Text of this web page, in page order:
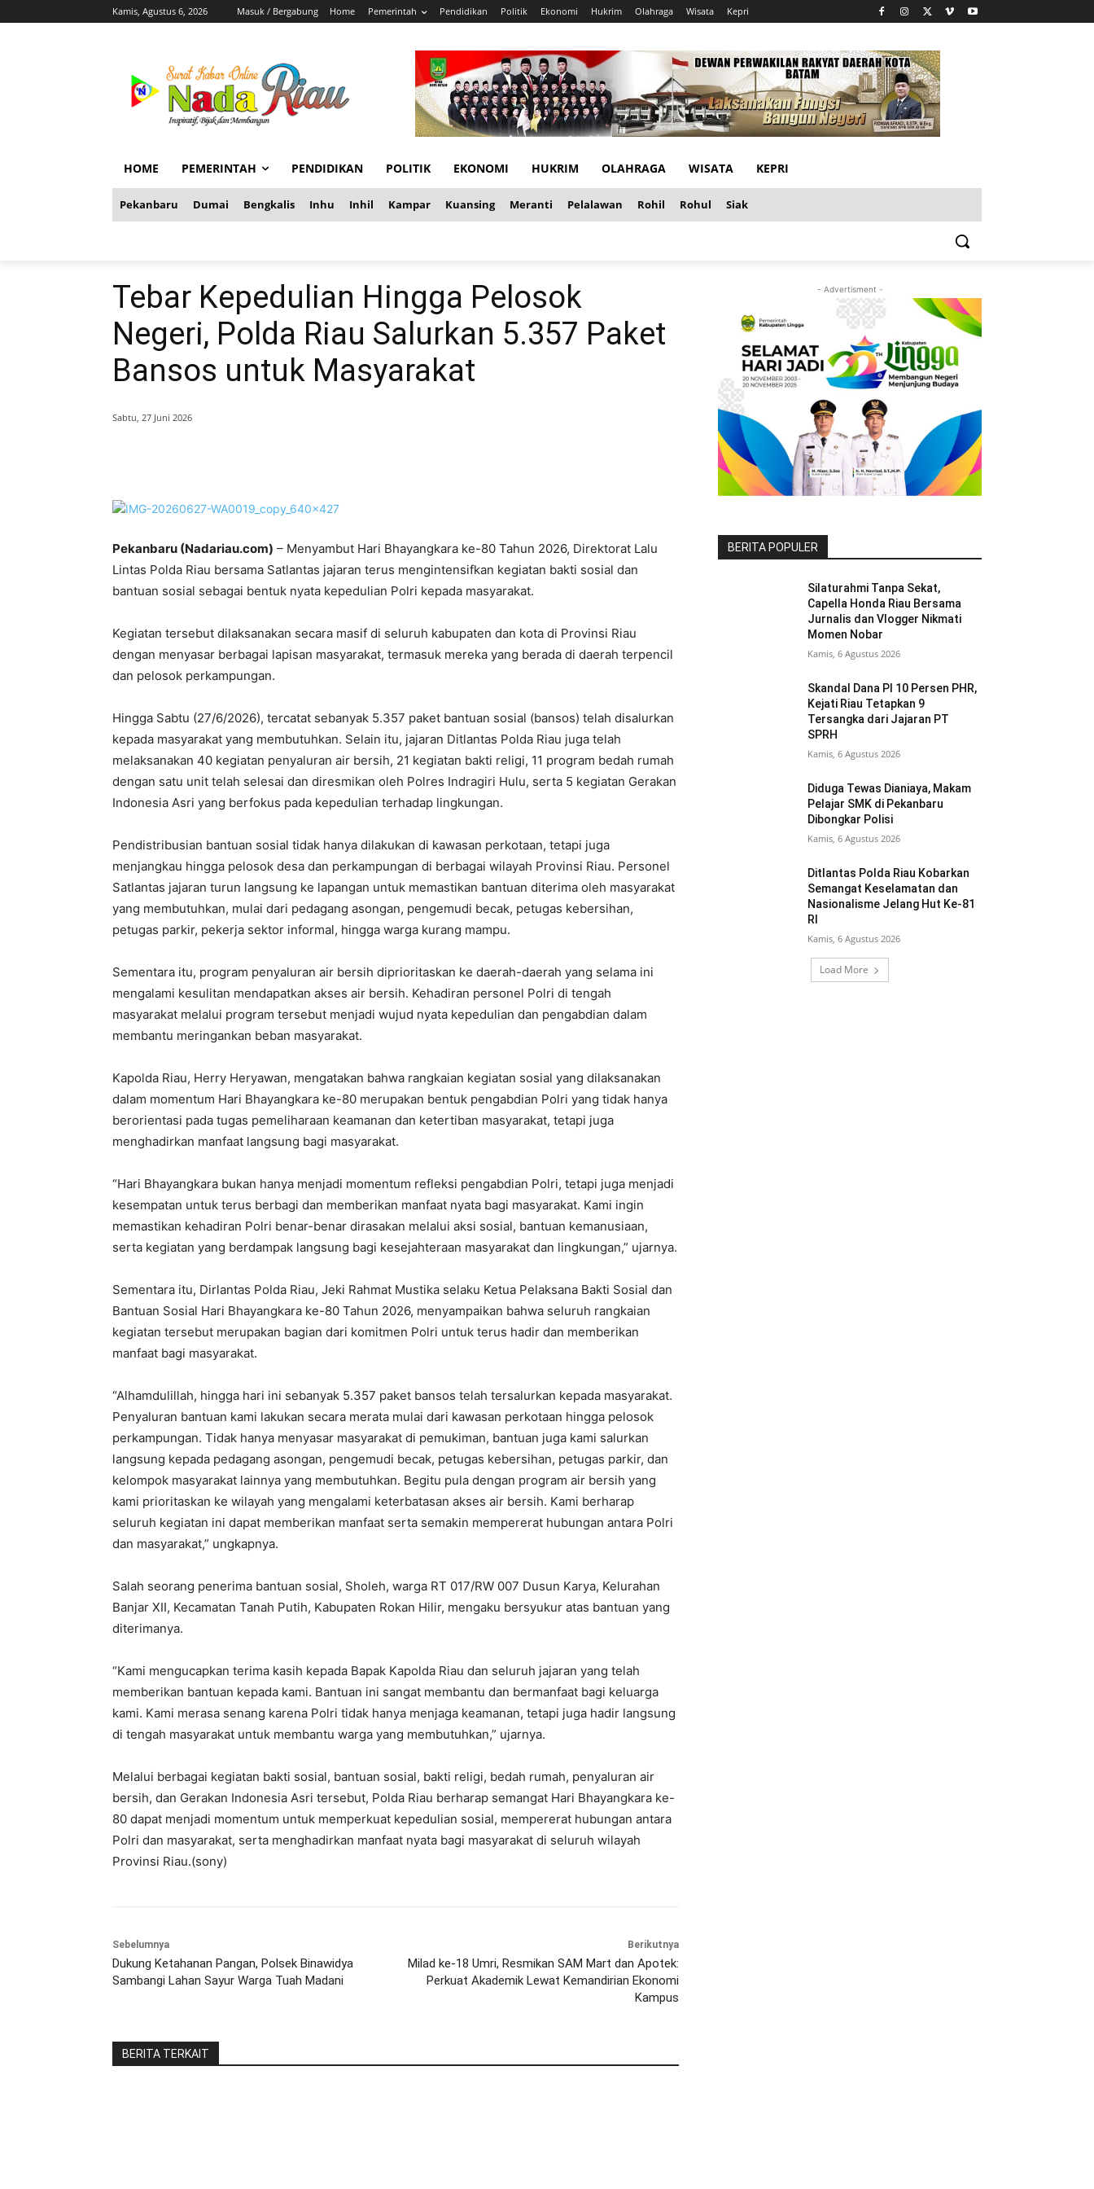
Kamis, Agustus 6, 2026 Masuk / Bergabung Home Pemerintah Pendidikan Politik Ekonomi Hukrim Olahraga Wisata Kepri
HOME PEMERINTAH PENDIDIKAN POLITIK EKONOMI HUKRIM OLAHRAGA WISATA KEPRI
Pekanbaru Dumai Bengkalis Inhu Inhil Kampar Kuansing Meranti Pelalawan Rohil Rohul Siak
Tebar Kepedulian Hingga Pelosok
Negeri, Polda Riau Salurkan 5.357 Paket
Bansos untuk Masyarakat
Sabtu, 27 Juni 2026
Pekanbaru (Nadariau.com) – Menyambut Hari Bhayangkara ke-80 Tahun 2026, Direktorat Lalu
Lintas Polda Riau bersama Satlantas jajaran terus mengintensifkan kegiatan bakti sosial dan
bantuan sosial sebagai bentuk nyata kepedulian Polri kepada masyarakat.
Kegiatan tersebut dilaksanakan secara masif di seluruh kabupaten dan kota di Provinsi Riau
dengan menyasar berbagai lapisan masyarakat, termasuk mereka yang berada di daerah terpencil
dan pelosok perkampungan.
Hingga Sabtu (27/6/2026), tercatat sebanyak 5.357 paket bantuan sosial (bansos) telah disalurkan
kepada masyarakat yang membutuhkan. Selain itu, jajaran Ditlantas Polda Riau juga telah
melaksanakan 40 kegiatan penyaluran air bersih, 21 kegiatan bakti religi, 11 program bedah rumah
dengan satu unit telah selesai dan diresmikan oleh Polres Indragiri Hulu, serta 5 kegiatan Gerakan
Indonesia Asri yang berfokus pada kepedulian terhadap lingkungan.
Pendistribusian bantuan sosial tidak hanya dilakukan di kawasan perkotaan, tetapi juga
menjangkau hingga pelosok desa dan perkampungan di berbagai wilayah Provinsi Riau. Personel
Satlantas jajaran turun langsung ke lapangan untuk memastikan bantuan diterima oleh masyarakat
yang membutuhkan, mulai dari pedagang asongan, pengemudi becak, petugas kebersihan,
petugas parkir, pekerja sektor informal, hingga warga kurang mampu.
Sementara itu, program penyaluran air bersih diprioritaskan ke daerah-daerah yang selama ini
mengalami kesulitan mendapatkan akses air bersih. Kehadiran personel Polri di tengah
masyarakat melalui program tersebut menjadi wujud nyata kepedulian dan pengabdian dalam
membantu meringankan beban masyarakat.
Kapolda Riau, Herry Heryawan, mengatakan bahwa rangkaian kegiatan sosial yang dilaksanakan
dalam momentum Hari Bhayangkara ke-80 merupakan bentuk pengabdian Polri yang tidak hanya
berorientasi pada tugas pemeliharaan keamanan dan ketertiban masyarakat, tetapi juga
menghadirkan manfaat langsung bagi masyarakat.
“Hari Bhayangkara bukan hanya menjadi momentum refleksi pengabdian Polri, tetapi juga menjadi
kesempatan untuk terus berbagi dan memberikan manfaat nyata bagi masyarakat. Kami ingin
memastikan kehadiran Polri benar-benar dirasakan melalui aksi sosial, bantuan kemanusiaan,
serta kegiatan yang berdampak langsung bagi kesejahteraan masyarakat dan lingkungan,” ujarnya.
Sementara itu, Dirlantas Polda Riau, Jeki Rahmat Mustika selaku Ketua Pelaksana Bakti Sosial dan
Bantuan Sosial Hari Bhayangkara ke-80 Tahun 2026, menyampaikan bahwa seluruh rangkaian
kegiatan tersebut merupakan bagian dari komitmen Polri untuk terus hadir dan memberikan
manfaat bagi masyarakat.
“Alhamdulillah, hingga hari ini sebanyak 5.357 paket bansos telah tersalurkan kepada masyarakat.
Penyaluran bantuan kami lakukan secara merata mulai dari kawasan perkotaan hingga pelosok
perkampungan. Tidak hanya menyasar masyarakat di pemukiman, bantuan juga kami salurkan
langsung kepada pedagang asongan, pengemudi becak, petugas kebersihan, petugas parkir, dan
kelompok masyarakat lainnya yang membutuhkan. Begitu pula dengan program air bersih yang
kami prioritaskan ke wilayah yang mengalami keterbatasan akses air bersih. Kami berharap
seluruh kegiatan ini dapat memberikan manfaat serta semakin mempererat hubungan antara Polri
dan masyarakat,” ungkapnya.
Salah seorang penerima bantuan sosial, Sholeh, warga RT 017/RW 007 Dusun Karya, Kelurahan
Banjar XII, Kecamatan Tanah Putih, Kabupaten Rokan Hilir, mengaku bersyukur atas bantuan yang
diterimanya.
“Kami mengucapkan terima kasih kepada Bapak Kapolda Riau dan seluruh jajaran yang telah
memberikan bantuan kepada kami. Bantuan ini sangat membantu dan bermanfaat bagi keluarga
kami. Kami merasa senang karena Polri tidak hanya menjaga keamanan, tetapi juga hadir langsung
di tengah masyarakat untuk membantu warga yang membutuhkan,” ujarnya.
Melalui berbagai kegiatan bakti sosial, bantuan sosial, bakti religi, bedah rumah, penyaluran air
bersih, dan Gerakan Indonesia Asri tersebut, Polda Riau berharap semangat Hari Bhayangkara ke-
80 dapat menjadi momentum untuk memperkuat kepedulian sosial, mempererat hubungan antara
Polri dan masyarakat, serta menghadirkan manfaat nyata bagi masyarakat di seluruh wilayah
Provinsi Riau.(sony)
Sebelumnya
Dukung Ketahanan Pangan, Polsek Binawidya
Sambangi Lahan Sayur Warga Tuah Madani
Berikutnya
Milad ke-18 Umri, Resmikan SAM Mart dan Apotek:
Perkuat Akademik Lewat Kemandirian Ekonomi
Kampus
BERITA TERKAIT
- Advertisment -
BERITA POPULER
Silaturahmi Tanpa Sekat,
Capella Honda Riau Bersama
Jurnalis dan Vlogger Nikmati
Momen Nobar
Kamis, 6 Agustus 2026
Skandal Dana PI 10 Persen PHR,
Kejati Riau Tetapkan 9
Tersangka dari Jajaran PT
SPRH
Kamis, 6 Agustus 2026
Diduga Tewas Dianiaya, Makam
Pelajar SMK di Pekanbaru
Dibongkar Polisi
Kamis, 6 Agustus 2026
Ditlantas Polda Riau Kobarkan
Semangat Keselamatan dan
Nasionalisme Jelang Hut Ke-81
RI
Kamis, 6 Agustus 2026
Load More